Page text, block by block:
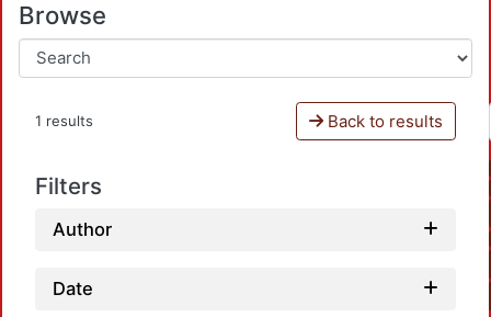
Browse
1 results Back to results
Filters
Author
Date